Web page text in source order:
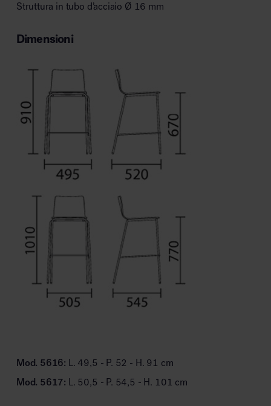
Struttura in tubo d’acciaio Ø 16 mm
Dimensioni
Mod. 5616: L. 49,5 - P. 52 - H. 91 cm
Mod. 5617: L. 50,5 - P. 54,5 - H. 101 cm